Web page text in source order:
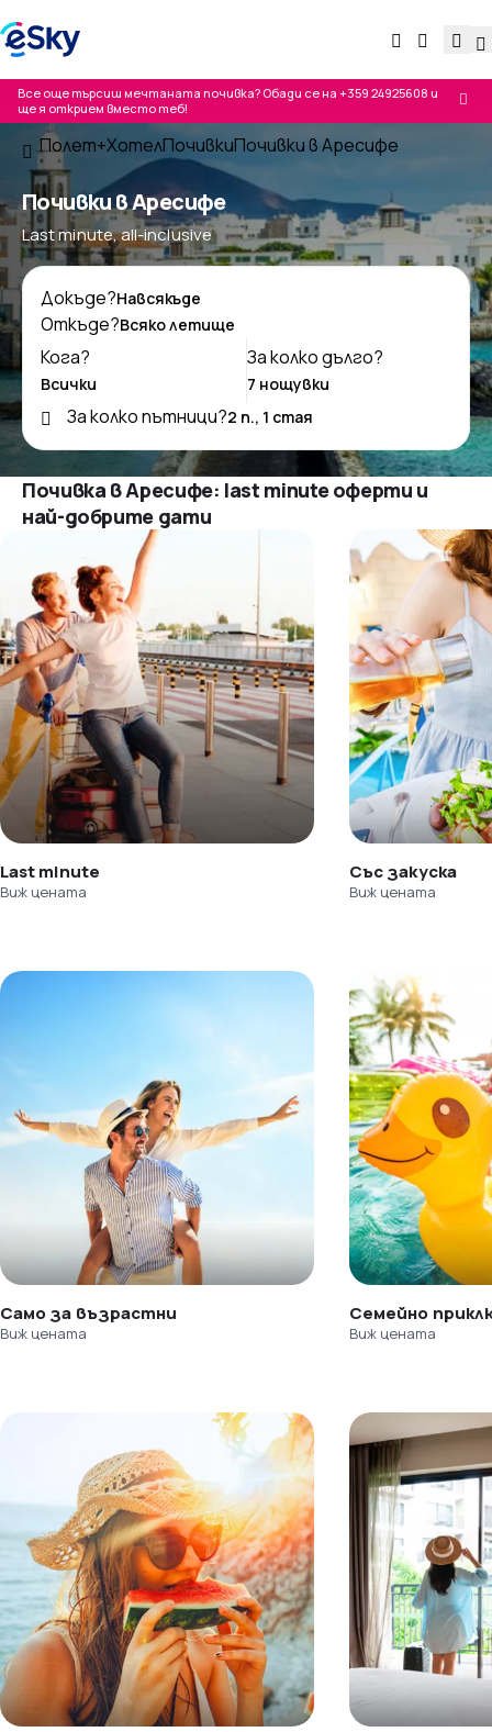
Все още търсиш мечтаната почивка? Обади се на +359 24925608 и
ще я открием вместо теб!
Полет+ХотелПочивкиПочивки в Аресифе
Почивки в Аресифе
Last minute, all-inclusive
Докъде?
Откъде?
Кога?
За колко дълго?
За колко пътници?
Почивка в Аресифе: last minute оферти и
най-добрите дати
Last minute
Виж цената
Със закуска
Виж цената
Само за възрастни
Виж цената
Семейно
Виж цената